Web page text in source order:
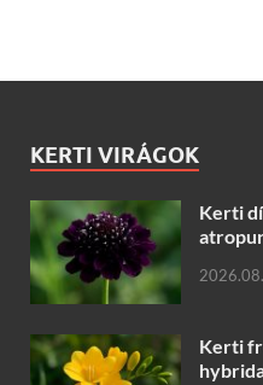
KERTI VIRÁGOK
Kerti
Kerti